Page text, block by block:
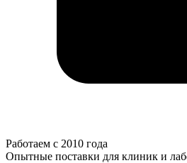
Работаем с 2010 года
Опытные поставки для клиник и